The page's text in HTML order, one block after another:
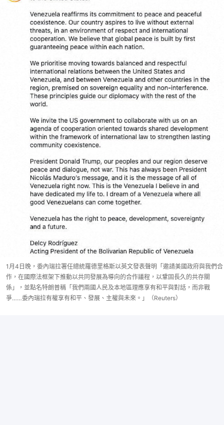
1月4日晚，委內瑞拉署任總統羅德里格斯以英文發表聲明「邀請美國政府與我們合
作，在國際法框架下推動以共同發展為導向的合作議程，以鞏固長久的共存關
係」，並點名特朗普稱「我們兩國人民及本地區理應享有和平與對話，而非戰
爭……委內瑞拉有權享有和平、發展、主權與未來。」（Reuters）